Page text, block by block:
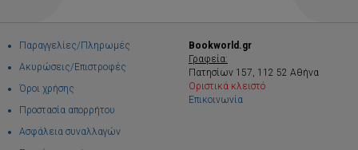
Παραγγελίες/Πληρωμές
Ακυρώσεις/Επιστροφές
Όροι χρήσης
Προστασία απορρήτου
Ασφάλεια συναλλαγών
Bookworld.gr
Γραφεία:
Πατησίων 157, 112 52 Αθήνα
Οριστικά κλειστό
Επικοινωνία